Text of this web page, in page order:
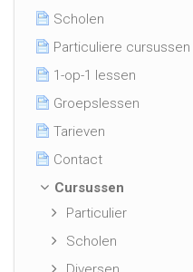
Scholen
Particuliere cursussen
1-op-1 lessen
Groepslessen
Tarieven
Contact
Cursussen
Particulier
Scholen